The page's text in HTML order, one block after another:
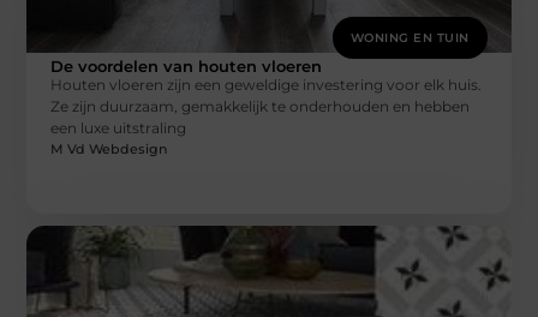
WONING EN TUIN
De voordelen van houten vloeren
Houten vloeren zijn een geweldige investering voor elk huis.
Ze zijn duurzaam, gemakkelijk te onderhouden en hebben
een luxe uitstraling
M Vd Webdesign